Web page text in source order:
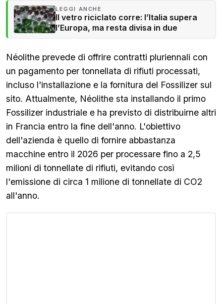
LEGGI ANCHE
Il vetro riciclato corre: l’Italia supera
l’Europa, ma resta divisa in due
Néolithe prevede di offrire contratti pluriennali con
un pagamento per tonnellata di rifiuti processati,
incluso l'installazione e la fornitura del Fossilizer sul
sito. Attualmente, Néolithe sta installando il primo
Fossilizer industriale e ha previsto di distribuirne altri
in Francia entro la fine dell'anno. L'obiettivo
dell'azienda è quello di fornire abbastanza
macchine entro il 2026 per processare fino a 2,5
milioni di tonnellate di rifiuti, evitando così
l'emissione di circa 1 milione di tonnellate di CO2
all'anno.